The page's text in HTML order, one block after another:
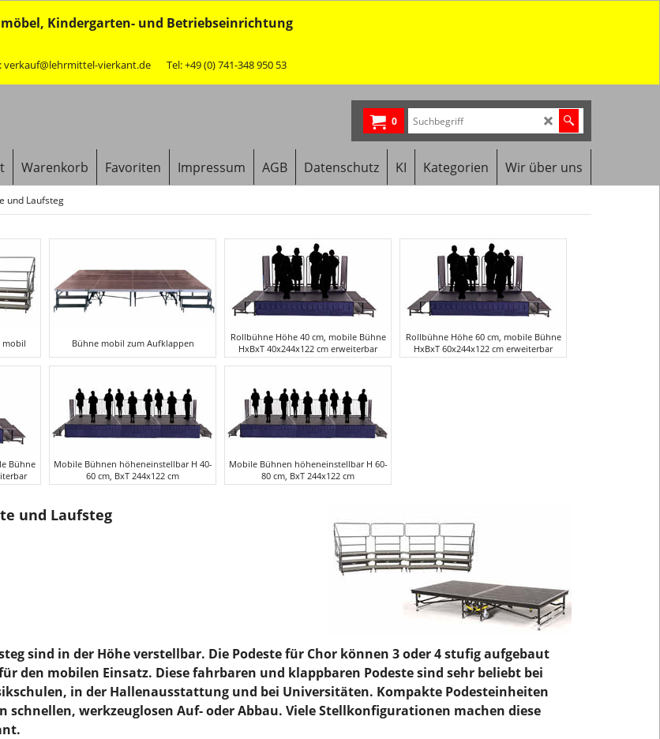
Kindergarten- und Betriebseinrichtung
verkauf@lehrmittel-vierkant.de Tel: +49 (0) 741-348 950 53
0
Warenkorb Favoriten Impressum AGB Datenschutz KI Kategorien Wir über uns
und Laufsteg
mobil Bühne mobil zum Aufklappen
Rollbühne Höhe 40 cm, mobile Bühne
HxBxT 40x244x122 cm erweiterbar
Rollbühne Höhe 60 cm, mobile Bühne
HxBxT 60x244x122 cm erweiterbar
Bühne
Mobile Bühnen höheneinstellbar H 40-
60 cm, BxT 244x122 cm
Mobile Bühnen höheneinstellbar H 60-
80 cm, BxT 244x122 cm
und Laufsteg
sind in der Höhe verstellbar. Die Podeste für Chor können 3 oder 4 stufig aufgebaut
den mobilen Einsatz. Diese fahrbaren und klappbaren Podeste sind sehr beliebt bei
in der Hallenausstattung und bei Universitäten. Kompakte Podesteinheiten
schnellen, werkzeuglosen Auf- oder Abbau. Viele Stellkonfigurationen machen diese